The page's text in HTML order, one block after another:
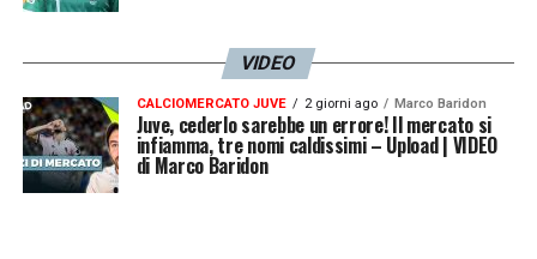
VIDEO
CALCIOMERCATO JUVE 2 giorni ago Marco Baridon
Juve, cederlo sarebbe un errore! Il mercato si
infiamma, tre nomi caldissimi – Upload | VIDEO
di Marco Baridon